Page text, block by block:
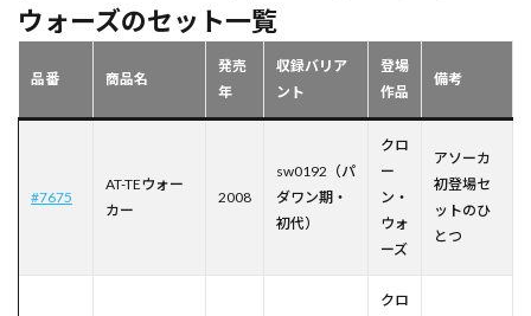
ウォーズのセット一覧
品番 商品名
発売
年
収録バリア
ント
登場
作品
備考
#7675
AT-TEウォー
カー
2008
sw0192（パ
ダワン期・
初代）
クロ
ー
ン・
ウォ
ーズ
アソーカ
初登場セ
ットのひ
とつ
クロ